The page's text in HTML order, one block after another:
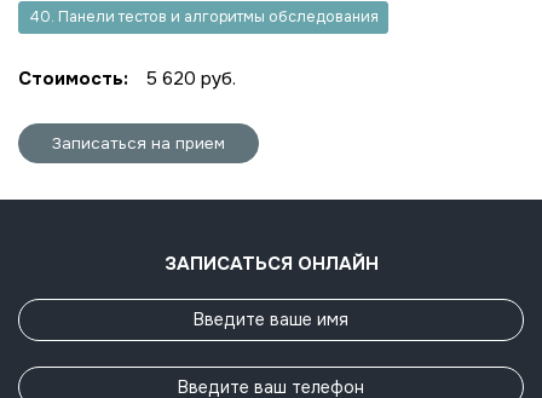
40. Панели тестов и алгоритмы обследования
Стоимость: 5 620 руб.
Записаться на прием
ЗАПИСАТЬСЯ ОНЛАЙН